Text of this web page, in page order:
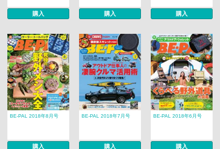
購入 購入 購入
BE-PAL 2018年8月号
購入
BE-PAL 2018年7月号
購入
BE-PAL 2018年6月号
購入